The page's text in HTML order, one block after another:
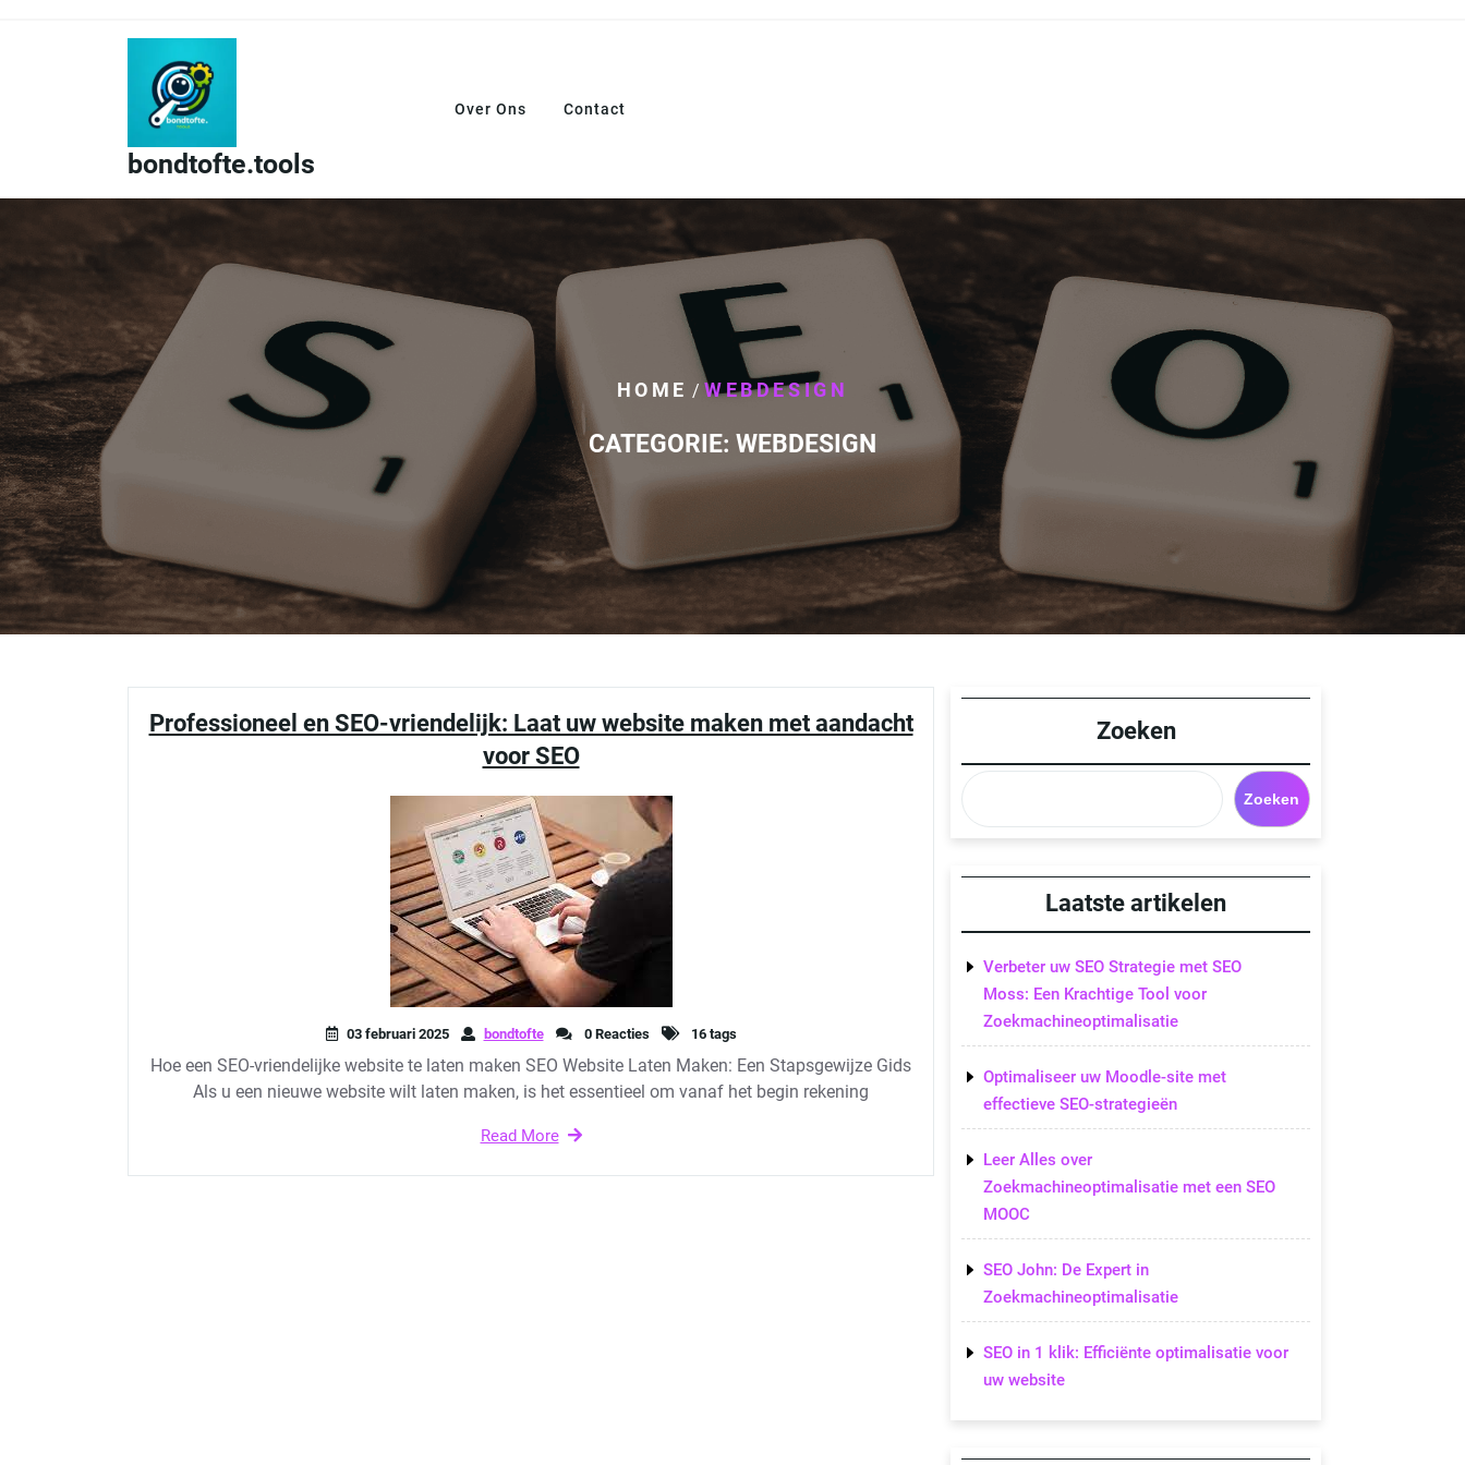
bondtofte.tools
Over Ons Contact
HOME / WEBDESIGN
CATEGORIE: WEBDESIGN
Professioneel en SEO-vriendelijk: Laat uw website maken met aandacht
voor SEO
03 februari 2025 bondtofte 0 Reacties 16 tags
Hoe een SEO-vriendelijke website te laten maken SEO Website Laten Maken: Een Stapsgewijze Gids
Als u een nieuwe website wilt laten maken, is het essentieel om vanaf het begin rekening
Read More
Zoeken
Zoeken
Laatste artikelen
Verbeter uw SEO Strategie met SEO
Moss: Een Krachtige Tool voor
Zoekmachineoptimalisatie
Optimaliseer uw Moodle-site met
effectieve SEO-strategieën
Leer Alles over
Zoekmachineoptimalisatie met een SEO
MOOC
SEO John: De Expert in
Zoekmachineoptimalisatie
SEO in 1 klik: Efficiënte optimalisatie voor
uw website